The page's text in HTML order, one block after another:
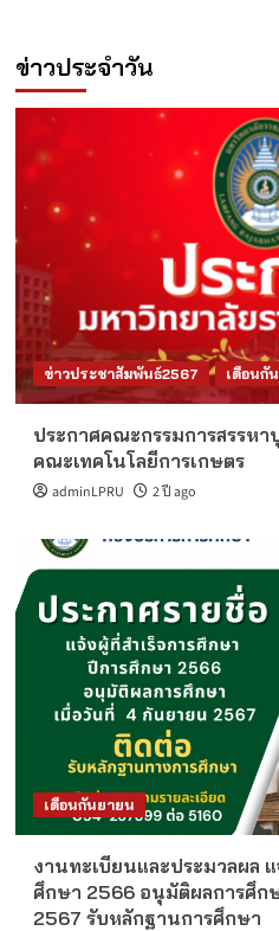
ข่าวประจำวัน
ข่าวประชาสัมพันธ์2567 เดือนกั
ประกาศคณะกรรมการสรรห
คณะเทคโนโลยีการเกษตร
adminLPRU 2 ปี ago
เดือนกันยายน
งานทะเบียนและประมวลผล
ศึกษา 2566 อนุมัติผลการศึ
2567 รับหลักฐานการศึกษา